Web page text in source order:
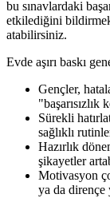
bu sınavlardaki
etkilediğini
atabilirsiniz.
Evde aşırı baskı
Gençler,
Sürekli
sağlıklı
Hazırlık
şikayetler
Motivasyon
ya da dirençe